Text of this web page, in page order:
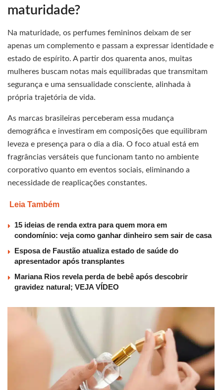
maturidade?
Na maturidade, os perfumes femininos deixam de ser
apenas um complemento e passam a expressar identidade e
estado de espírito. A partir dos quarenta anos, muitas
mulheres buscam notas mais equilibradas que transmitam
segurança e uma sensualidade consciente, alinhada à
própria trajetória de vida.
As marcas brasileiras perceberam essa mudança
demográfica e investiram em composições que equilibram
leveza e presença para o dia a dia. O foco atual está em
fragrâncias versáteis que funcionam tanto no ambiente
corporativo quanto em eventos sociais, eliminando a
necessidade de reaplicações constantes.
Leia Também
15 ideias de renda extra para quem mora em
condomínio: veja como ganhar dinheiro sem sair de casa
Esposa de Faustão atualiza estado de saúde do
apresentador após transplantes
Mariana Rios revela perda de bebê após descobrir
gravidez natural; VEJA VÍDEO